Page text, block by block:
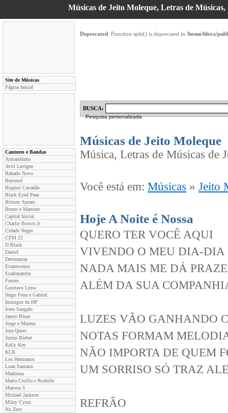
Músicas de Jeito Moleque, Letras de
Site de Músicas
Página Inicial
Cantores e Bandas
Armandinho
Avril Lavigne
Babado Novo
Beyoncé
Biquini Cavadão
Black Eyed Peas
Britney Spears
Bruno e Marrone
Capital Inicial
Charlie Brown Jr
Cidade Negra
CPM 22
D Black
Daniel
Detonautas
Evanescence
Exaltasamba
Fresno
Gusttavo Lima
Hugo Pena e Gabriel
Inimigos da HP
Ivete Sangalo
James Blunt
Jorge e Mateus
Jota Quest
Justin Bieber
Kelly Key
KLB
Los Hermanos
Luan Santana
Madonna
Maria Cecilia e Rodolfo
Maroon 5
Michael Jackson
Miley Cyrus
Nx Zero
Deprecated: Function split() is deprecated in /home/hlera/
BUSCA:
Pesquisa personalizada
Músicas de Jeito Moleque
Música, Letras de Músicas de
Você está em: Músicas » Jeito
Hoje A Noite é Nossa
QUERO TER VOCÊ AQUI
VIVENDO O MEU DIA-DIA
NADA MAIS ME DÁ
ALÉM DA SUA
LUZES VÃO GANHANDO
NOTAS FORMAM
NÃO IMPORTA DE QUEM
UM SORRISO SÓ TRAZ
REFRÃO